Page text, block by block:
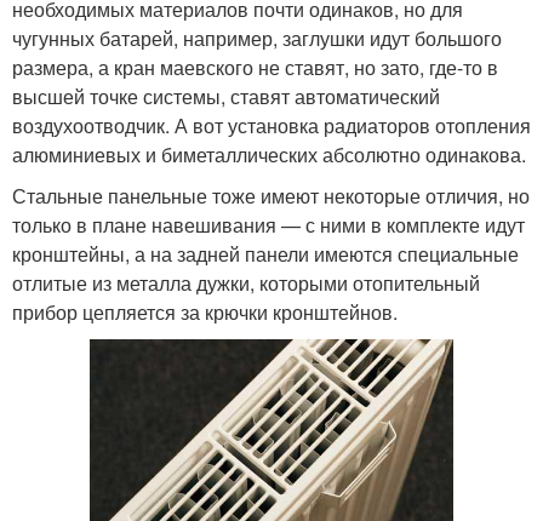
необходимых материалов почти одинаков, но для
чугунных батарей, например, заглушки идут большого
размера, а кран маевского не ставят, но зато, где-то в
высшей точке системы, ставят автоматический
воздухоотводчик. А вот установка радиаторов отопления
алюминиевых и биметаллических абсолютно одинакова.
Стальные панельные тоже имеют некоторые отличия, но
только в плане навешивания — с ними в комплекте идут
кронштейны, а на задней панели имеются специальные
отлитые из металла дужки, которыми отопительный
прибор цепляется за крючки кронштейнов.